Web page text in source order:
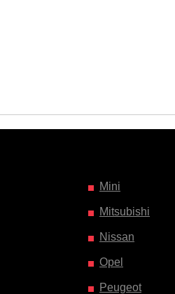
Mini
Mitsubishi
Nissan
Opel
Peugeot